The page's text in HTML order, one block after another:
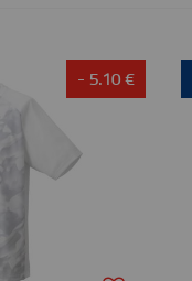
- 5.10 €